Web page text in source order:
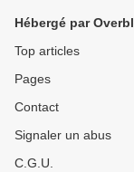
Hébergé par
Top articles
Pages
Contact
Signaler un abus
C.G.U.